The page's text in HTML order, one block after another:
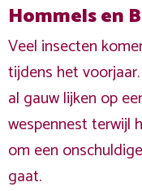
Hommels en
Veel insecten
tijdens het
al gauw lijken op
wespennest terwijl
om een
gaat.